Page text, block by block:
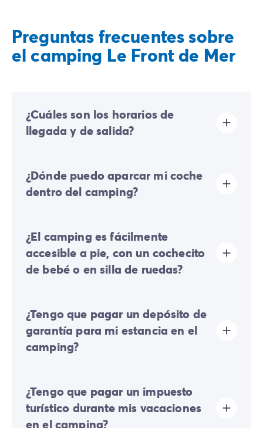
Preguntas frecuentes sobre
el camping Le Front de Mer
¿Cuáles son los horarios de
llegada y de salida?
se realizan de 08:00 a 10:00. A tu llegada, dirígete
directamente a la recepción de Homair Vacances -
Eurocamp (marcas de nuestro grupo).
¿Dónde puedo aparcar mi coche
dentro del camping?
coche adicional deberá estacionar en el aparcamiento
Algunas parcelas permiten estacionar su vehículo; si no
es el caso, se pondrá a su disposición un aparcamiento
¿El camping es fácilmente
accesible a pie, con un cochecito
de bebé o en silla de ruedas?
camping se realizan fácilmente a pie, con silla de
paseo o en silla de ruedas.
¿Tengo que pagar un depósito de
garantía para mi estancia en el
camping?
registro en línea o una vez que llegue al camping.
¿Tengo que pagar un impuesto
turístico durante mis vacaciones
en el camping?